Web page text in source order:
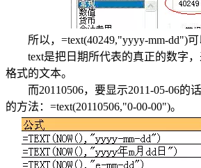
所以，=text(40249,"yyyy-mm-dd")可
text是把日期所代表的真正的数字，
格式的文本。
而20110506，要显示2011-05-06的
的方法：=text(20110506,"0-00-00")。